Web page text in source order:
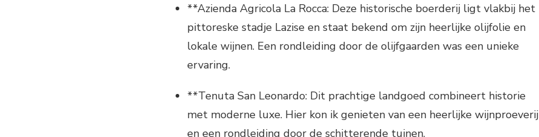
**Azienda Agricola La Rocca: Deze historische boerderij ligt vlakbij het
pittoreske stadje Lazise en staat bekend om zijn heerlijke olijfolie en
lokale wijnen. Een rondleiding door de olijfgaarden was een unieke
ervaring.
**Tenuta San Leonardo: Dit prachtige landgoed combineert historie
met moderne luxe. Hier kon ik genieten van een heerlijke wijnproeverij
en een rondleiding door de schitterende tuinen.